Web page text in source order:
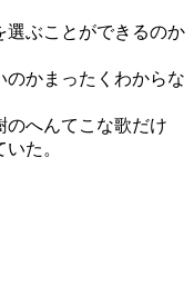
ぶことができるのか
かまったくわからな
へんてこな歌だけ
た。